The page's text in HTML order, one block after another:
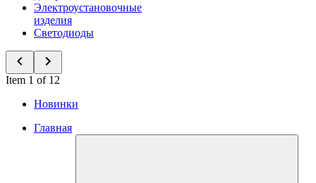
Электроустановочные
изделия
Светодиоды
Item 1 of 12
Новинки
Главная